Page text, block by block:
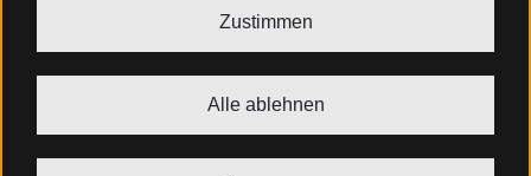
Zustimmen
Alle ablehnen